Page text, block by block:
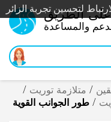
لتحسين تجربة الزائر
على الطريق
والمساعدة
/ متلازمة توريت /
/ طور الجوانب القوية